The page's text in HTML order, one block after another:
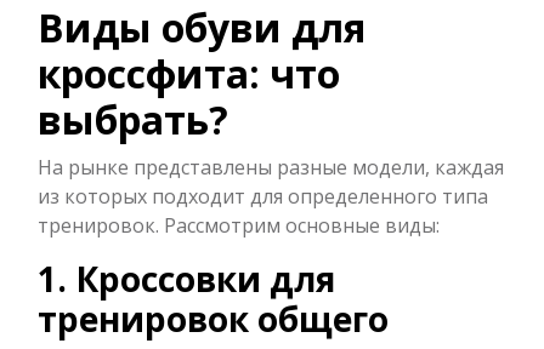
Виды обуви для
кроссфита: что
выбрать?
На рынке представлены разные модели, каждая
из которых подходит для определенного типа
тренировок. Рассмотрим основные виды:
1. Кроссовки для
тренировок общего